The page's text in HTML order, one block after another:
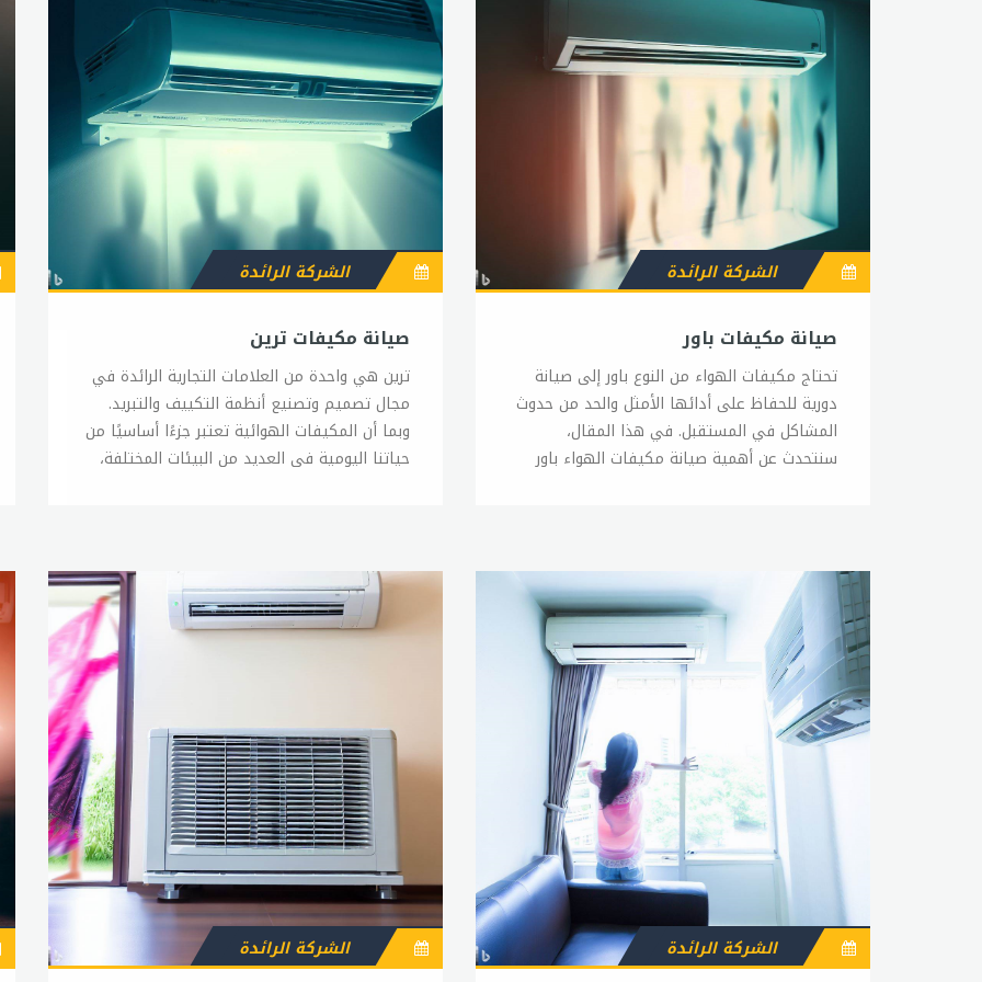
صيانة مكيفات باور
الشركة الرائدة
تحتاج مكيفات الهواء من النوع باور إلى صيانة
دورية للحفاظ على أدائها الأمثل والحد من حدوث
المشاكل في المستقبل. في هذا المقال،
سنتحدث عن أهمية صيانة مكيفات الهواء باور
المكيف ويؤدي إلى استهلاك الطاقة الزائد. ينصح
بتغيير الفلاتر مرة كل 3 أشهر. ثانياً، يجب تنظيف
المروحة الخارجية والداخلية. يتراكم الغبار على
المروحة مما يؤدي إلى تقليل كفاءة الهواء
المنبعث من المكيف. يمكن استخدام فرشاة ناعمة
لإزالة الأوساخ والغبار من السطح الخارجي
والداخلي للمروحة. ثالثاً، يجب تنظيف المبخر
والمكثف. يتراكم الأوساخ والغبار على المبخر
والمكثف، وهذا يؤثر على أداء المكيف ويؤدي إلى
استهلاك الطاقة الزائد. يمكن استخدام فرشاة
ناعمة لإزالة الأوساخ والغبار من السطح الخارجي
للمكثف والمبخر. يجب تجنب استخدام الماء الكثير
لتنظيف هذه الأجزاء وتجنب إدخال الماء إلى داخل
المكثف والمبخر. رابعاً، يجب تنظيف الأنابيب
ومصفاة الفراغ. تتراكم الأوساخ في الأنابيب
صيانة مكيفات ترين
الشركة الرائدة
ترين هي واحدة من العلامات التجارية الرائدة في مجال تصميم وتصنيع أنظمة التكييف والتبريد. وبما أن المكيفات الهوائية تعتبر جزءًا أساسيًا من حياتنا اليومية في العديد من البيئات المختلفة، فإن صيانة مكيفات ترين تلعب دورًا حاسمًا في ضمان الأداء الأمثل والعمر الافتراضي الطويل لهذه الأجهزة. أول خطوة في صيانة مكيفات ترين هي التأكد من تنظيف الفلتر بانتظام. ينبغي تنظيف الفلتر على الأقل مرة كل شهر، وخاصة إذا كان المكيف يعمل بشكل مستمر. يحافظ تنظيف الفلتر على تدفق الهواء النظيف والمساعدة في حماية المكيف من العوامل البيئية الضارة. وبجانب تنظيف الفلتر، يجب أيضًا تنظيف جميع المكونات الداخلية للمكيف بانتظام. ينبغي تنظيف المكونات الداخلية، مثل المبخر والمكثف والمروحة، بشكل دوري لإزالة الأوساخ والأتربة التي قد تتراكم عليها. وفي حالة عدم تنظيف المكونات الداخلية بانتظام، فإن ذلك قد يؤدي إلى تراكم الأوساخ والأتربة وتعطيل أداء المكيف. وعلاوة على ذلك، يجب أن يتم فحص الأنابيب والخراطيم الموجودة في المكيف بانتظام للتأكد من عدم وجود تسرب في الغازات المستخدمة في المكيف. إذا وجد أي تسرب، فينبغي إجراء الإصلاحات الضرورية لضمان عدم تسرب الغازات الضارة في الجو وحماية البيئة. وأخيرًا، يجب أن يتم تشغيل المكيف بانتظام وفحصه بشكل دوري من قبل فني مؤهل. يمكن للفني أن يتحقق من جميع المكونات والوظائف التي تعمل بشكل صحيح ويقوم بإجراء أي إصلاحات أو استبدال المكونات المعطوبة إذا لزم الأمر. باختصار، يجب الاهتمام بصيانة مكيفات ترين بانتظام للحفاظ على أدائها الأمثل وضمان العمر الافتراضي الطويل للجهاز. يمكن القيام بالعديد من الإجراءات البسيطة للحفاظ على المكيف في حالة جيدة، ولكن يجب أن يتم تشغيل المكيف وفحصه بشكل دوري من قبل فني مؤهل للحفاظ على أدائه الأمثل.صيانة تكييفات ترينتكييفات ترين هي إحدى العلامات التجارية الرائدة في صناعة أنظمة التكييف والتبريد. وبما أن تكييف الهواء هو عبارة عن جزء مهم من حياتنا اليومية في العديد من البيئات المختلفة، فإن الصيانة الدورية لتكييفات ترين تلعب دورًا حاسمًا في ضمان أدائها الأمثل وعمرها الافتراضي الطويل. أول خطوة في صيانة تكييفات ترين هي فحص الفلتر بشكل دوري. يجب تنظيف الفلتر بانتظام، على الأقل مرة كل شهر، للحفاظ على تدفق الهواء النظيف والمناسب. إذا كان الفلتر متسخًا، فلن يتم تدفق الهواء بكفاءة، مما سيزيد من استهلاك الطاقة ويؤدي إلى تدهور أداء التكييف. بالإضافة إلى ذلك، يجب تنظيف جميع المكونات الداخلية للتكييف بانتظام، مثل المبخر والمكثف والمروحة، لإزالة الأوساخ والأتربة التي قد تتراكم عليها. وفي حالة عدم تنظيف المكونات الداخلية بانتظام، فإن ذلك قد يؤدي إلى تراكم الأوساخ والأتربة وتعطيل أداء التكييف. وعلاوة على ذلك، يجب فحص الأنابيب والخراطيم الموجودة في التكييف بانتظام للتأكد من عدم وجود تسرب في الغازات المستخدمة في التكييف. إذا وجد أي تسرب، فينبغي إجراء الإصلاحات الضرورية لضمان عدم تسرب الغازات الضارة في الجو وحماية البيئة. وأخيرًا، يجب تشغيل التكييف بانتظام وفحصه بشكل دوري من قبل فني مؤهل. يمكن للفني أن يتحقق من جميع المكونات والوظائف التي تعمل بشكل صحيح ويقوم بإجراء أي إصلاحات أو استبدال المكونات المعطوبة إذا لزم الأمر. باختصار، يجب الاهتمام بصيانة تكييفات ترين بانتظام للحفاظ على أدائها الأمثل وضمان العمر الافتراضي الطويل للجهاز. يمكن القيام بالعديد من الإجراءات البسيطة للحفاظ على التكييف في حالة جيدة، ولكن يجب أن يتم تشغيل التكييف وفحصه بشكل دوري من قبل فني مؤهل للحفاظ على أدائه الأمثل.قطع غيار تكييف ترينتكييفات ترين هي واحدة من العلامات التجارية الرائدة في صناعة أنظمة التكييف والتبريد، ولكن مع مرور الوقت، قد تحتاج بعض القطع في التكييف إلى الاستبدال. وفي هذا المقال، سنناقش بعض الأمور التي يجب مراعاتها عند شراء قطع غيار تكييف ترين. أولاً، يجب التأكد من شراء القطع الأصلية من الشركة المصنعة لتكييفات ترين. فالقطع الأصلية تضمن دقة التوافق مع التكييف وسلامة العملية. بالإضافة إلى ذلك، فإن استخدام قطع غيار غير أصلية يمكن أن يؤدي إلى تدني الأداء وزيادة استهلاك الطاقة وقصر عمر التكييف. ثانيًا، يجب الحصول على القطع الصحيحة التي تتناسب مع نوع التكييف وطرازه. يمكن الاطلاع على الدليل الفني للتكييف للتحقق من القطع المتوافقة. وإذا كنت غير متأكد من القطع الصحيحة، فيجب الاتصال بالمصنع أو البائع للحصول على المشورة. ثالثًا، يجب الانتباه إلى جودة القطع البديلة المتوفرة. يمكن أن تكون القطع البديلة ذات الجودة العالية متوافقة بشكل جيد مع التكييف وتعمل بفعالية، ولكن يجب تفادي القطع الرخيصة والمنتجة بشكل غير موثوق به. وأخيراً، يجب الانتباه إلى ضمان القطع البديلة. يجب التأكد من أن البائع يوفر ضمانًا للقطع البديلة، ويشمل الضمان فترة زمنية كافية. ويجب الحرص على الاحتفاظ بفاتورة الشراء والضمان للحصول على الخدمة المناسبة في حالة الحاجة إلى الصيانة أو الإصلاح. باختصار، يجب الانتباه إلى العوامل المذكورة أعلاه عند شراء قطع غيار تكييف ترين. يجب الحصول على القطع الأصلية من الشركة المصنعة والتأكد من توافقها مع التكييف وجودتها وضمانها. ويمكن الاستفادة من المشورة المتاحة من البائع أو المصنع إذا كنت غير متأكدًا من القطع الصحيحة.وكيل ترين للتكييفترين هي إحدى العلامات التجارية الرائدة في صناعة أنظمة التكييف والتبريد، وتوفر منتجاتها في العديد من الأسواق حول العالم. ولتلبية احتياجات العملاء في الصيانة والإصلاح والتركيب، تعمل ترين مع وكلاء في العديد من الدول. وكلاء ترين هم الشركات المعتمدة التي توفر خدمات الصيانة والإصلاح والتركيب لأنظمة التكييف التي تصنعها ترين. وتعتبر الشركات المعتمدة وكلاء ترين الرسميين والموثوق بهم لتوفير الخدمات المتعلقة بالتكييف. يقدم وكلاء ترين مجموعة من الخدمات المهمة للعملاء، مثل الصيانة الدورية والإصلاح والتركيب. وتضمن تلك الخدمات تشغيل تكييفات ترين بكفاءة عالية وضمان عمر طويل للجهاز. يتم اختيار وكلاء ترين بعناية لضمان توفير الخدمات العالية الجودة للعملاء. وتتضمن عملية اختيار الوكيل مراجعة سجل الأعمال السابقة للشركة وتقييم مستوى الخدمة التي تقدمها. ويجب أن يكون لدى الوكيل خبرة كافية في تركيب وصيانة تكييفات ترين. وكلاء ترين يتلقون تدريبًا مكثفًا من قبل ترين للتأكد من أنهم يمتلكون المعرفة اللازمة في تركيب وصيانة التكييفات بشكل صحيح. وتوفر ترين للوكلاء أيضًا الدعم الفني اللازم للتعامل مع أي مشكلات تقنية قد تواجههم. وبالإضافة إلى ذلك، يمكن للعملاء الحصول على ضمان الصيانة والإصلاح من الوكيل المعتمد لترين. ويشمل ذلك ضمان الجودة والتوافق مع المعايير الدولية. باختصار، يلعب وكلاء ترين دورًا أساسيًا في توفير الخدمات ذات الجودة العالية للعملاء فيما يتعلق بصيانة وإصلاح وتركيب التكييفات. ويتم اختيار الوكلاء بعناية لضمان توفير الخدمات المتميزة وفقًا لمعايير ترين. ويمكن للعملاء الحصول على ضمان الصيانة والإصلاح من الوكيل المعتمد لترين، مما يضمن تشغيل التكييفات بكفاءة عالية وضمان عمر طويل للجهاز.مركز صيانة تكييف ترينتكييفات ترين هي واحدة من العلامات التجارية الرائدة في صناعة أنظمة التكييف والتبريد، وتتميز بالجودة والمتانة. ومع تزايد الطلب على منتجات تكييف ترين، يجب أن يكون هناك مركز صيانة موثوق به لتلبية احتياجات العملاء في الصيانة والإصلاح. في مركز صيانة تكييف ترين، يتم تقديم خدمات الصيانة والإصلاح لأنظمة التكييف التي تصنعها ترين. ويعد المركز مركزًا رسميًا لصيانة تكييفات ترين، مما يعني أنه يستخدم قطع الغيار الأصلية ويتبع الإجراءات الموصى بها من قبل ترين. يتم توفير خدمات الصيانة والإصلاح في مركز صيانة تكييف ترين من قبل فنيين مدربين تدريبًا جيدًا على تركيب وصيانة تكييفات ترين. ويتم تزويد فنيي المركز بمجموعة كاملة من الأدوات والمعدات اللازمة لتقديم خدمات الصيانة والإصلاح بشكل جيد. ويشمل نطاق خدمات الصيانة والإصلاح في مركز صيانة تكييف ترين تنظيف المكيف، وتشخيص وإصلاح الأعطال، وتبديل الأجزاء المعيبة، وإعادة تعبئة الغاز والصيانة الدورية. وتضمن هذه الخدمات تشغيل تكييفات ترين بكفاءة عالية وضمان عمر طويل للجهاز. يمكن للعملاء الحصول على خدمات الصيانة والإصلاح في مركز صيانة تكييف ترين عن طريق الاتصال بالمركز أو زيارته شخصيًا. ويمكن أيضًا الحصول على خدمات الصيانة والإصلاح من خلال الوكلاء المعتمدين لترين. باختصار، يعد مركز صيانة تكييف ترين مركزًا رسميًا لصيانة وإصلاح تكييفات ترين. ويتم تقديم خدمات الصيانة والإصلاح من قبل فنيين مدربين تدريبًا جيدًا وباستخدام قطع الغيار الأصلية. وتضمن هذه الخدمات تشغيل تكييفات ترين بكفاءة عالية وضمان عمر طويل للجهاز. ويمكن للعملاء الحصول على خدمات الصيانة والإصلاح في مركز صيانة تكييف ترين أو من خلال الوكلاء المعتمدين لترين.توكيل تكييف ترينترين هي إحدى العلامات التجارية الرائدة في صناعة أنظمة التكييف والتبريد، وتوفر منتجاتها في العديد من الأسواق حول العالم. ولتلبية احتياجات العملاء في الصيانة والإصلاح والتركيب، تعمل ترين مع وكلاء في العديد من الدول. توكيل تكييف ترين هو الوكيل المعتمد الرسمي لترين، ويقدم خدمات الصيانة والإصلاح والتركيب لأنظمة التكييف التي تصنعها ترين. ويعد توكيل تكييف ترين المكان المناسب للعملاء الذين يريدون الحصول على خدمات الصيانة والإصلاح والتركيب عالية الجودة لأنظمة التكييف التي تصنعها ترين. يتم اختيار توكيل تكييف ترين بعناية لضمان توفير الخدمات العالية الجودة للعملاء فيما يتعلق بصيانة وإصلاح وتركيب التكييفات. ويتم تدريب فنيي توكيل تكييف ترين على تركيب وصيانة تكييفات ترين بشكل صحيح، ويتم تزويدهم بالمعدات والأدوات اللازمة لتقديم خدمات الصيانة والإصلاح بشكل جيد. توفر تكييفات ترين للعملاء العديد من المزايا، مثل توفير الطاقة والكفاءة العالية والتصميم الجذاب. ويتم توفير هذه المزايا بسبب الجودة العالية لمنتجات ترين، والتي يمكن الاعتماد عليها في تقديم خدمات الصيانة والإصلاح. يمكن للعملاء الحصول على خدمات التركيب والصيانة والإصلاح من توكيل تكييف ترين عن طريق الاتصال بالوكيل أو زيارته شخصيًا. ويمكن أيضًا الحصول على خدمات الصيانة والإصلاح من خلال الموزعين المعتمدين لترين. باختصار، توكيل تكييف ترين هو الوكيل المعتمد الرسمي لترين، ويقدم خدمات الصيانة والإصلاح والتركيب لأنظمة التكييف التي تصنعها ترين. ويتم توفير الخدمات من قبل فنيين مدربين تدريبًا جيدًا وباستخدام المعدات والأدوات اللازمة لتقديم خدمات الصيانة والإصلاح بشكل جيد. ويمكن للعملاء الحصول على خدمات التركيب والصيانة والإصلاح من توكيل تكييف ترين عن طريق الاتصال بالوكيل أو زيارته شخصيًا، أو من خلال الموزعين المعتمدين لترين.وكاله مكيفات ترينترين هي إحدى العلامات التجارية الرائدة في صناعة أنظمة التكييف والتبريد، وتوفر منتجاتها في العديد من الأسواق حول العالم. ولتلبية احتياجات العملاء في الصيانة والإصلاح والتركيب، تعمل ترين مع وكلاء في العديد من الدول. وكالة مكيفات ترين هي وكالة معتمدة من ترين، وتقدم خدمات تركيب وصيانة وإصلاح أنظمة التكييف التي تصنعها ترين. وتعد وكالة مكيفات ترين المكان المثالي للعملاء الذين يريدون الحصول على خدمات التركيب والصيانة والإصلاح عالية الجودة لأنظمة التكييف التي تصنعها ترين. يتم اختيار وكالة مكيفات ترين بعناية لضمان توفير الخدمات العالية الجودة للعملاء فيما يتعلق بصيانة وإصلاح وتركيب التكييفات. ويتم تدريب فنيي وكالة مكيفات ترين على تركيب وصيانة تكييفات ترين بشكل صحيح، ويتم تزويدهم بالمعدات والأدوات اللازمة لتقديم خدمات الصيانة والإصلاح بشكل جيد. توفر تكييفات ترين للعملاء العديد من المزايا، مثل توفير الطاقة والكفاءة العالية والتصميم الجذاب. ويتم توفير هذه المزايا بسبب الجودة العالية لمنتجات ترين، والتي يمكن الاعتماد عليها في تقديم خدمات الصيانة وا
الشركة الرائدة الشركة الرائدة